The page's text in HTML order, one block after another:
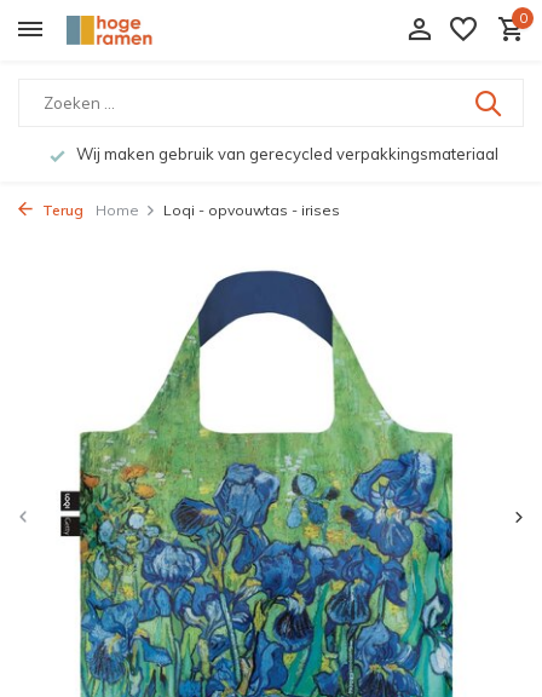
0
Wij maken gebruik van gerecycled verpakkingsmateriaal
Terug Home Loqi - opvouwtas - irises